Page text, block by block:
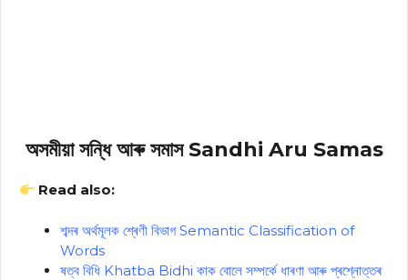
অসমীয়া সন্ধি আৰু সমাস Sandhi Aru Samas
Read also:
শব্দৰ অৰ্থমূলক শ্ৰেণী বিভাগ Semantic Classification of
Words
ষত্ব বিধি Khatba Bidhi কাক বোলে সম্পর্কে ধাৰণা আৰু প্ৰশ্নোত্তৰ